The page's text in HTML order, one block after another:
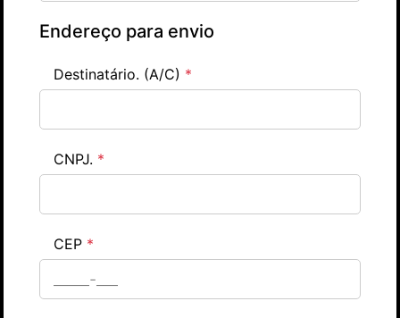
Endereço para envio
Destinatário. (A/C) *
CNPJ. *
CEP *